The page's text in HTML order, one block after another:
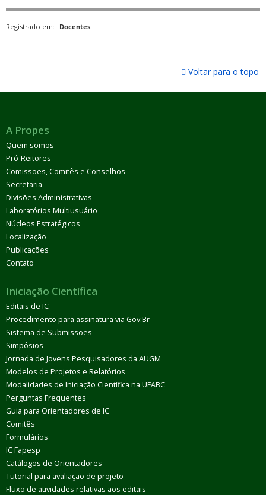
Registrado em: Docentes
Voltar para o topo
A Propes
Quem somos
Pró-Reitores
Comissões, Comitês e Conselhos
Secretaria
Divisões Administrativas
Laboratórios Multiusuário
Núcleos Estratégicos
Localização
Publicações
Contato
Iniciação Científica
Editais de IC
Procedimento para assinatura via Gov.Br
Sistema de Submissões
Simpósios
Jornada de Jovens Pesquisadores da AUGM
Modelos de Projetos e Relatórios
Modalidades de Iniciação Científica na UFABC
Perguntas Frequentes
Guia para Orientadores de IC
Comitês
Formulários
IC Fapesp
Catálogos de Orientadores
Tutorial para avaliação de projeto
Fluxo de atividades relativas aos editais